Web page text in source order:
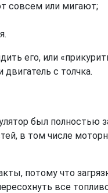
совсем или мигают;
его, или
с толчка.
был полностью
в том числе
потому что
все